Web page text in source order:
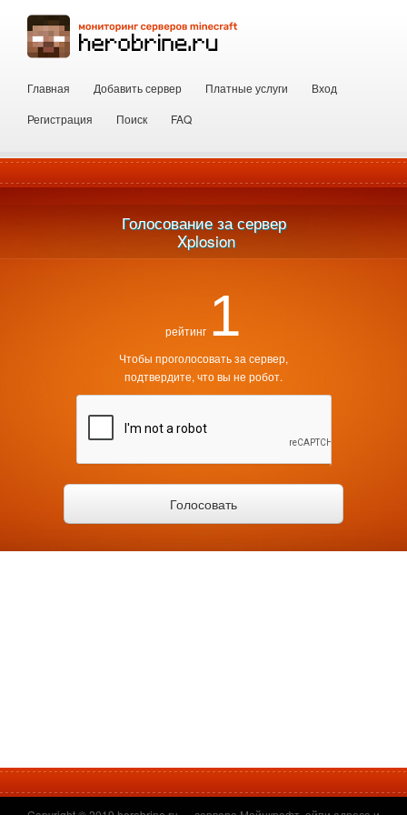
Главная Добавить сервер Платные услуги
Вход
Регистрация
Поиск FAQ
Голосование за сервер
Xplosion
рейтинг 1
Чтобы проголосовать за сервер,
подтвердите, что вы не робот.